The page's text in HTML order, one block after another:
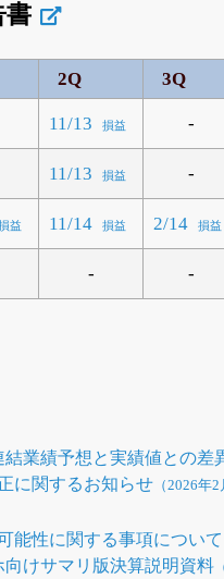
書
2Q 3Q
11/13 損益 -
11/13 損益 -
益 11/14 損益 2/14 損益
- -
結業績予想と実績値との差
に関するお知らせ （2026年
能性に関する事項について
向けサマリ版決算説明資料